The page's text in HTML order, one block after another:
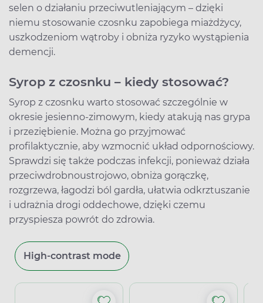
selen o działaniu przeciwutleniającym – dzięki
niemu stosowanie czosnku zapobiega miażdżycy,
uszkodzeniom wątroby i obniża ryzyko wystąpienia
demencji.
Syrop z czosnku – kiedy stosować?
Syrop z czosnku warto stosować szczególnie w
okresie jesienno-zimowym, kiedy atakują nas grypa
i przeziębienie. Można go przyjmować
profilaktycznie, aby wzmocnić układ odpornościowy.
Sprawdzi się także podczas infekcji, ponieważ działa
przeciwdrobnoustrojowo, obniża gorączkę,
rozgrzewa, łagodzi ból gardła, ułatwia odkrztuszanie
i udrażnia drogi oddechowe, dzięki czemu
przyspiesza powrót do zdrowia.
High-contrast mode